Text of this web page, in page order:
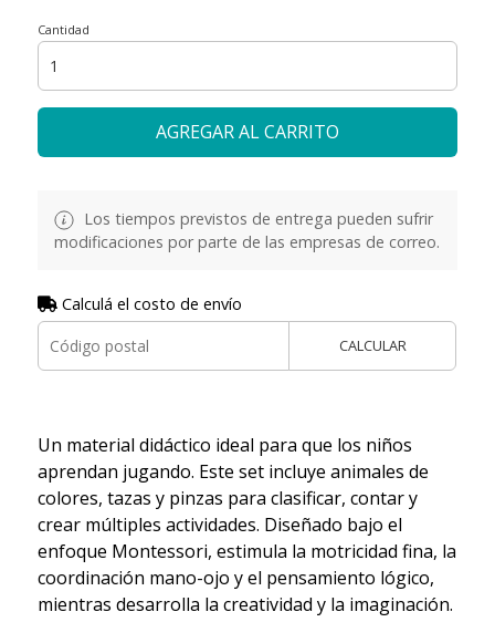
Cantidad
AGREGAR AL CARRITO
Los tiempos previstos de entrega pueden sufrir
modificaciones por parte de las empresas de correo.
Calculá el costo de envío
CALCULAR
Un material didáctico ideal para que los niños
aprendan jugando. Este set incluye animales de
colores, tazas y pinzas para clasificar, contar y
crear múltiples actividades. Diseñado bajo el
enfoque Montessori, estimula la motricidad fina, la
coordinación mano-ojo y el pensamiento lógico,
mientras desarrolla la creatividad y la imaginación.